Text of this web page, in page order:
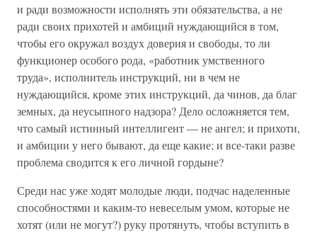
и ради возможности исполнять эти обязательства, а не
ради своих прихотей и амбиций нуждающийся в том,
чтобы его окружал воздух доверия и свободы, то ли
функционер особого рода, «работник умственного
труда», исполнитель инструкций, ни в чем не
нуждающийся, кроме этих инструкций, да чинов, да благ
земных, да неусыпного надзора? Дело осложняется тем,
что самый истинный интеллигент — не ангел; и прихоти,
и амбиции у него бывают, да еще какие; и все-таки разве
проблема сводится к его личной гордыне?
Среди нас уже ходят молодые люди, подчас наделенные
способностями и каким-то невеселым умом, которые не
хотят (или не могут?) руку протянуть, чтобы вступить в